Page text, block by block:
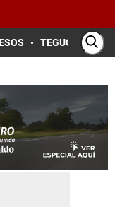
TEGUCIGALPA